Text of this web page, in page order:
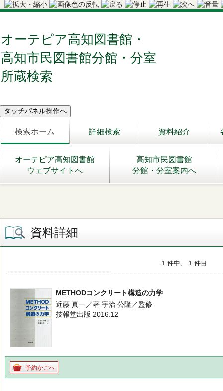
オーテピア高知図書館・
高知市民図書館分館・分室
所蔵検索
検索ホーム 詳細検索 資料紹介
オーテピア高知図書館
ウェブサイトへ
高知市民図書館
分館・分室案内へ
資料詳細
1 件中、 1 件目
METHODコンクリート構造の力学
近藤 真一／著 宇治 公隆／監修
技報堂出版 2016.12
予約かごへ